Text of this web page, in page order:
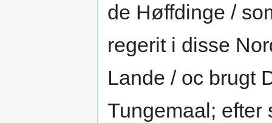
de Høffdinge /
regerit i disse
Lande / oc brugt
Tungemaal; efter